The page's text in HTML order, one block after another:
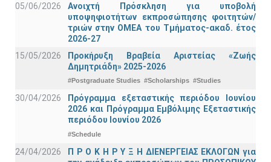
05/06/2026
Ανοιχτή Πρόσκληση για υποβολή
υποψηφιοτήτων εκπροσώπησης φοιτητών/
τριών στην ΟΜΕΑ του Τμήματος-ακαδ. έτος
2026-27
15/05/2026
Προκήρυξη Βραβεία Αριστείας «Ζωής
Δημητριάδη» 2025-2026
#Postgraduate Studies #Scholarships #Studies
30/04/2026
Πρόγραμμα εξεταστικής περιόδου Ιουνίου
2026 και Πρόγραμμα Εμβόλιμης Εξεταστικής
περιόδου Ιουνίου 2026
#Schedule
24/04/2026
Π Ρ Ο Κ Η Ρ Υ Ξ Η ΔΙΕΝΕΡΓΕΙΑΣ ΕΚΛΟΓΩΝ για